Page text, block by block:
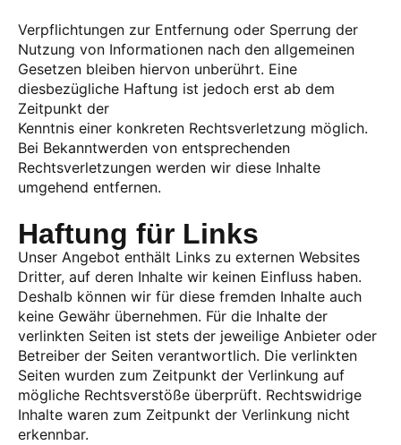
Verpflichtungen zur Entfernung oder Sperrung der
Nutzung von Informationen nach den allgemeinen
Gesetzen bleiben hiervon unberührt. Eine
diesbezügliche Haftung ist jedoch erst ab dem
Zeitpunkt der
Kenntnis einer konkreten Rechtsverletzung möglich.
Bei Bekanntwerden von entsprechenden
Rechtsverletzungen werden wir diese Inhalte
umgehend entfernen.
Haftung für Links
Unser Angebot enthält Links zu externen Websites
Dritter, auf deren Inhalte wir keinen Einfluss haben.
Deshalb können wir für diese fremden Inhalte auch
keine Gewähr übernehmen. Für die Inhalte der
verlinkten Seiten ist stets der jeweilige Anbieter oder
Betreiber der Seiten verantwortlich. Die verlinkten
Seiten wurden zum Zeitpunkt der Verlinkung auf
mögliche Rechtsverstöße überprüft. Rechtswidrige
Inhalte waren zum Zeitpunkt der Verlinkung nicht
erkennbar.